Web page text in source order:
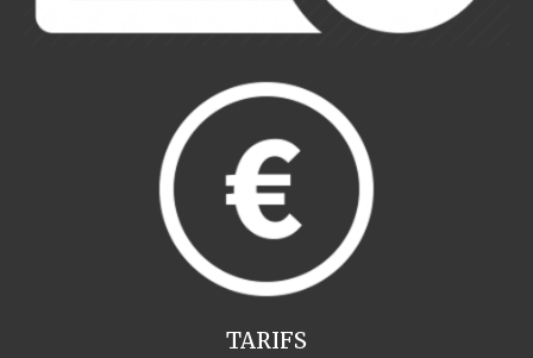
TARIFS